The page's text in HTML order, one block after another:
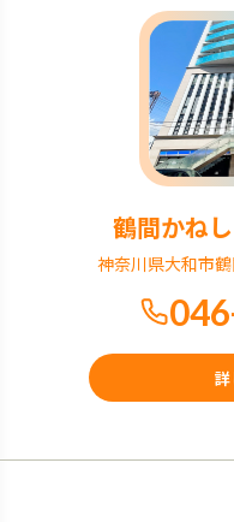
鶴間かね
神奈川県大和市
詳